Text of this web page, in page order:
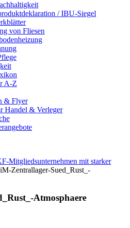
/ IBU-Siegel
von Fliesen
A-Z
& Flyer
Handel & Verleger
Mitgliedsunternehmen mit starker
iM-Zentrallager-Sued_Rust_-
Atmosphaere